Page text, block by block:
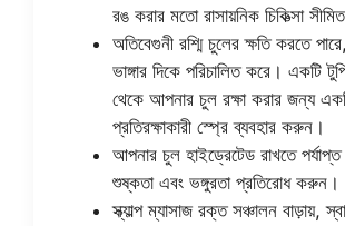
রঙ করার মতো রাসায়নিক চিকিত্সা
অতিবেগুনী রশ্মি চুলের ক্ষতি করতে
ভাঙ্গার দিকে পরিচালিত করে। একটি
থেকে আপনার চুল রক্ষা করার জন্য
প্রতিরক্ষাকারী স্প্রে ব্যবহার করুন।
আপনার চুল হাইড্রেটেড রাখতে
শুষ্কতা এবং ভঙ্গুরতা প্রতিরোধ করুন।
স্ক্যাল্প ম্যাসাজ রক্ত ​​সঞ্চালন বাড়ায়,